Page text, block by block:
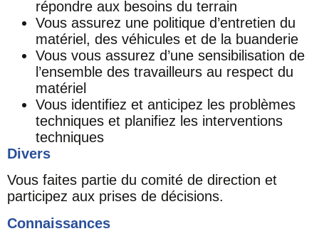
répondre aux besoins du terrain
Vous assurez une politique d’entretien du
matériel, des véhicules et de la buanderie
Vous vous assurez d’une sensibilisation de
l’ensemble des travailleurs au respect du
matériel
Vous identifiez et anticipez les problèmes
techniques et planifiez les interventions
techniques
Divers
Vous faites partie du comité de direction et
participez aux prises de décisions.
Connaissances